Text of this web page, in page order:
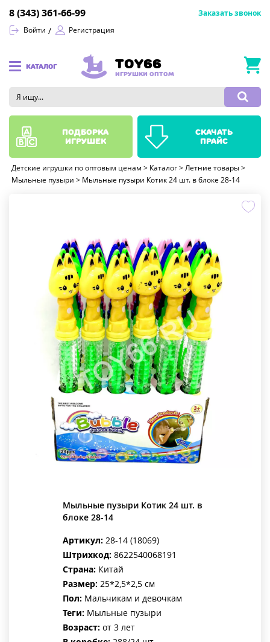
Войти Регистрация
8 (343) 361-66-99 Заказать звонок
КАТАЛОГ TOY66
ИГРУШКИ ОПТОМ
Детские игрушки по оптовым ценам > Каталог > Летние товары >
Мыльные пузыри > Мыльные пузыри Котик 24 шт. в блоке 28-14
Мыльные пузыри Котик 24 шт. в
блоке 28-14
Артикул: 28-14 (18069)
Штрихкод: 8622540068191
Страна: Китай
Размер: 25*2,5*2,5 см
Пол: Мальчикам и девочкам
Теги: Мыльные пузыри
Возраст: от 3 лет
подборка
игрушек
скачать
прайс